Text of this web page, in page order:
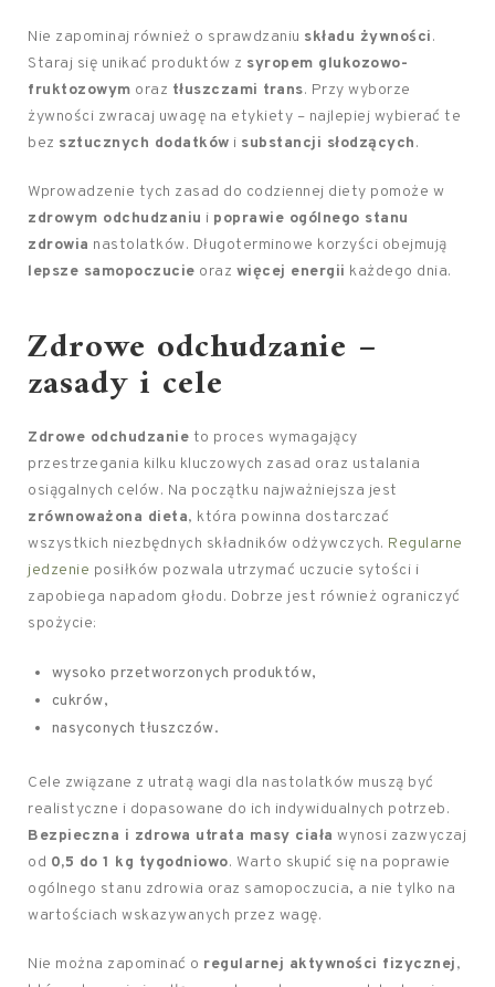
Nie zapominaj również o sprawdzaniu składu żywności.
Staraj się unikać produktów z syropem glukozowo-
fruktozowym oraz tłuszczami trans. Przy wyborze
żywności zwracaj uwagę na etykiety – najlepiej wybierać te
bez sztucznych dodatków i substancji słodzących.
Wprowadzenie tych zasad do codziennej diety pomoże w
zdrowym odchudzaniu i poprawie ogólnego stanu
zdrowia nastolatków. Długoterminowe korzyści obejmują
lepsze samopoczucie oraz więcej energii każdego dnia.
Zdrowe odchudzanie –
zasady i cele
Zdrowe odchudzanie to proces wymagający
przestrzegania kilku kluczowych zasad oraz ustalania
osiągalnych celów. Na początku najważniejsza jest
zrównoważona dieta, która powinna dostarczać
wszystkich niezbędnych składników odżywczych. Regularne
jedzenie posiłków pozwala utrzymać uczucie sytości i
zapobiega napadom głodu. Dobrze jest również ograniczyć
spożycie:
wysoko przetworzonych produktów,
cukrów,
nasyconych tłuszczów.
Cele związane z utratą wagi dla nastolatków muszą być
realistyczne i dopasowane do ich indywidualnych potrzeb.
Bezpieczna i zdrowa utrata masy ciała wynosi zazwyczaj
od 0,5 do 1 kg tygodniowo. Warto skupić się na poprawie
ogólnego stanu zdrowia oraz samopoczucia, a nie tylko na
wartościach wskazywanych przez wagę.
Nie można zapominać o regularnej aktywności fizycznej,